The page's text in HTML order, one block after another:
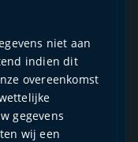
niet aan
indien dit
overeenkomst
gegevens
wij een